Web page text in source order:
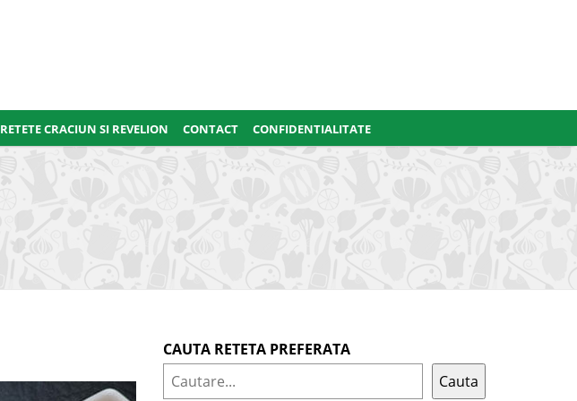
RETETE CRACIUN SI REVELION CONTACT CONFIDENTIALITATE
CAUTA RETETA PREFERATA
Cauta